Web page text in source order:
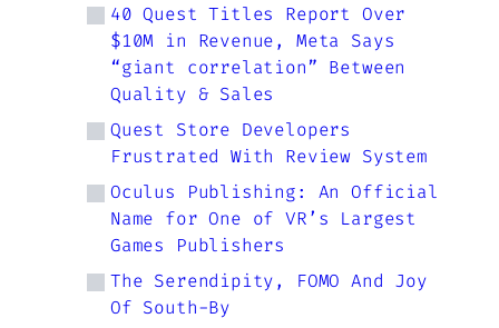
40 Quest Titles Report Over
$10M in Revenue, Meta Says
“giant correlation” Between
Quality & Sales
Quest Store Developers
Frustrated With Review System
Oculus Publishing: An Official
Name for One of VR’s Largest
Games Publishers
The Serendipity, FOMO And Joy
Of South-By